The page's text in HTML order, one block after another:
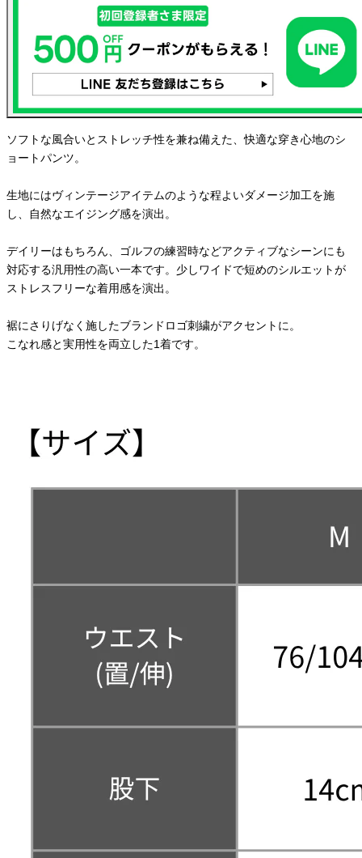
ソフトな風合いとストレッチ性を兼ね備えた、快適な穿き心地のシ
ョートパンツ。
生地にはヴィンテージアイテムのような程よいダメージ加工を施
し、自然なエイジング感を演出。
デイリーはもちろん、ゴルフの練習時などアクティブなシーンにも
対応する汎用性の高い一本です。少しワイドで短めのシルエットが
ストレスフリーな着用感を演出。
裾にさりげなく施したブランドロゴ刺繍がアクセントに。
こなれ感と実用性を両立した1着です。